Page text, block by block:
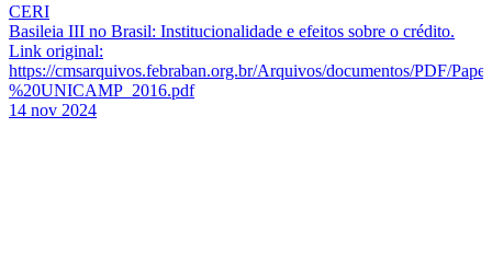
CERI
Basileia III no Brasil: Institucionalidade e efeitos sobre o crédito.
Link original:
https://cmsarquivos.febraban.org.br/Arquivos/documentos/PDF/
%20UNICAMP_2016.pdf
14 nov 2024